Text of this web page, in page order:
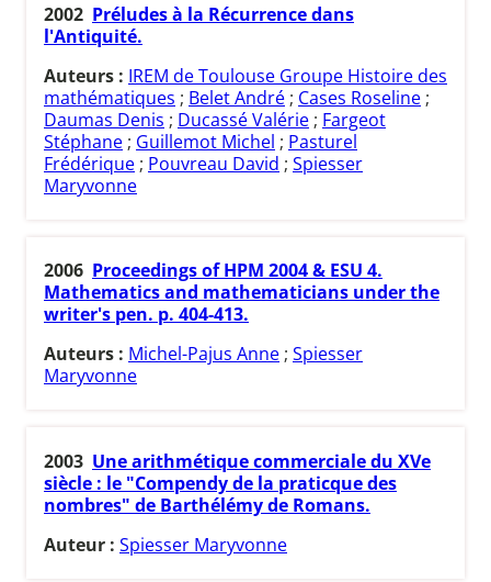
2002 Préludes à la Récurrence dans
l'Antiquité.
Auteurs : IREM de Toulouse Groupe Histoire des
mathématiques ; Belet André ; Cases Roseline ;
Daumas Denis ; Ducassé Valérie ; Fargeot
Stéphane ; Guillemot Michel ; Pasturel
Frédérique ; Pouvreau David ; Spiesser
Maryvonne
2006 Proceedings of HPM 2004 & ESU 4.
Mathematics and mathematicians under the
writer's pen. p. 404-413.
Auteurs : Michel-Pajus Anne; Spiesser
Maryvonne
2003 Une arithmétique commerciale du XVe
siècle : le "Compendy de la praticque des
nombres" de Barthélémy de Romans.
Auteur : Spiesser Maryvonne